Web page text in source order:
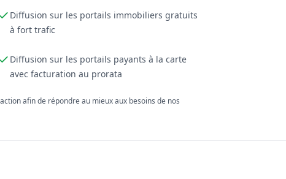
Diffusion sur les portails immobiliers gratuits
à fort trafic
Diffusion sur les portails payants à la carte
avec facturation au prorata
afin de répondre au mieux aux besoins de nos